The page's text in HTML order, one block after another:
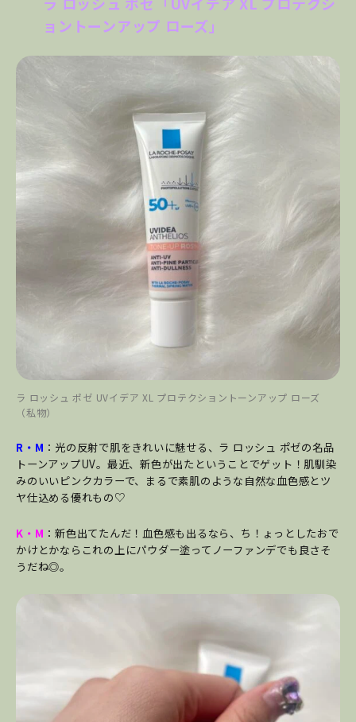
ョントーンアップ ローズ 」
ラ ロッシュ ポゼ UVイデア XL プロテクショントーンアップ ローズ
（私物）
R・M ：光の反射で肌をきれいに魅せる、ラ ロッシュ ポゼの名品
トーンアップUV。最近、新色が出たということでゲット！肌馴染
みのいいピンクカラーで、まるで素肌のような自然な血色感とツ
ヤ仕込める優れもの♡
K・M ：新色出てたんだ！血色感も出るなら、ち！ょっとしたおで
かけとかならこれの上にパウダー塗ってノーファンデでも良さそ
うだね◎。